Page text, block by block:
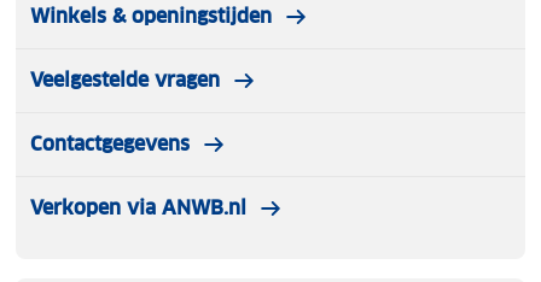
Winkels & openingstijden
Veelgestelde vragen
Contactgegevens
Verkopen via ANWB.nl